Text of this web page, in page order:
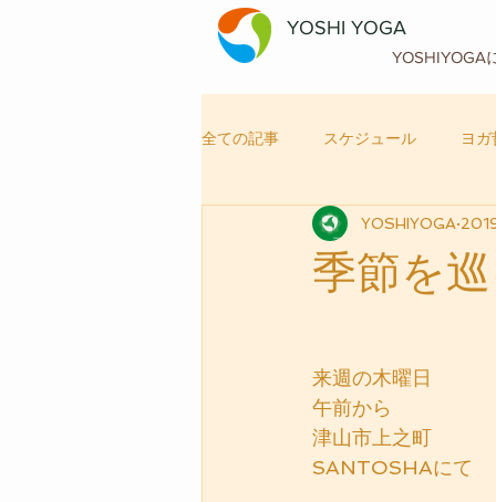
YOSHI YOGA
YOSHIYOGA
全ての記事 スケジュール ヨガ
自律神経メンテナンス ヨガ
季節を
YOSHIYOGA
来週の木曜日
午前から
津山市上之町
SANTOSHAにて